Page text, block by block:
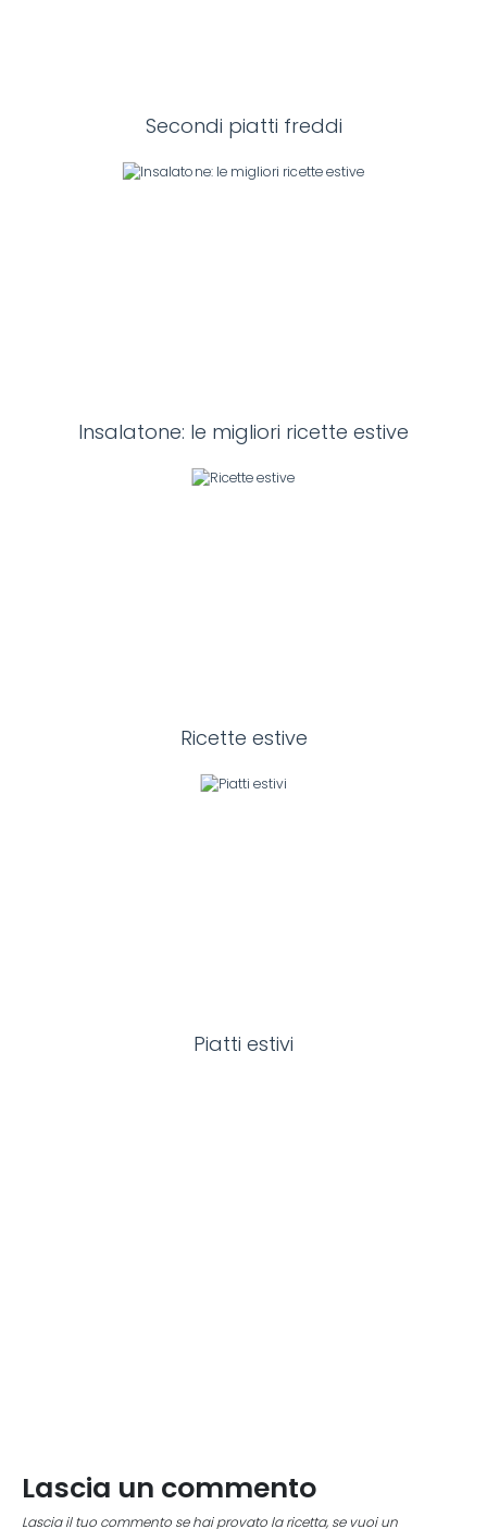
Secondi piatti freddi
Insalatone: le migliori ricette estive
Ricette estive
Piatti estivi
Lascia un commento
Lascia il tuo commento se hai provato la ricetta, se vuoi un